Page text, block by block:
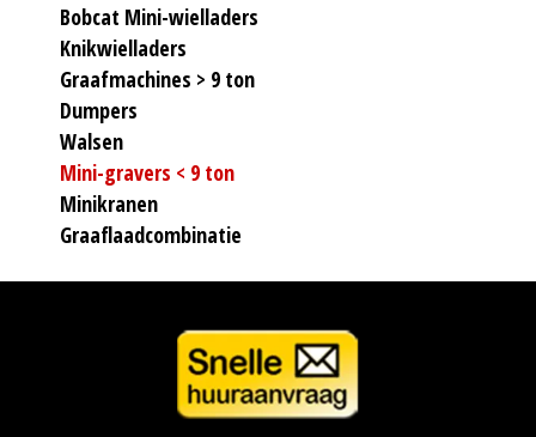
Bobcat Mini-wielladers
Knikwielladers
Graafmachines > 9 ton
Dumpers
Walsen
Mini-gravers < 9 ton
Minikranen
Graaflaadcombinatie